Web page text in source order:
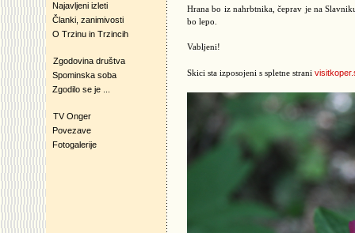
Najavljeni izleti
Članki, zanimivosti
O Trzinu in Trzincih
Zgodovina društva
Spominska soba
Zgodilo se je ...
TV Onger
Povezave
Fotogalerije
Hrana bo iz nahrbtnika, čeprav je na
bo lepo.
Vabljeni!
Skici sta izposojeni s spletne strani